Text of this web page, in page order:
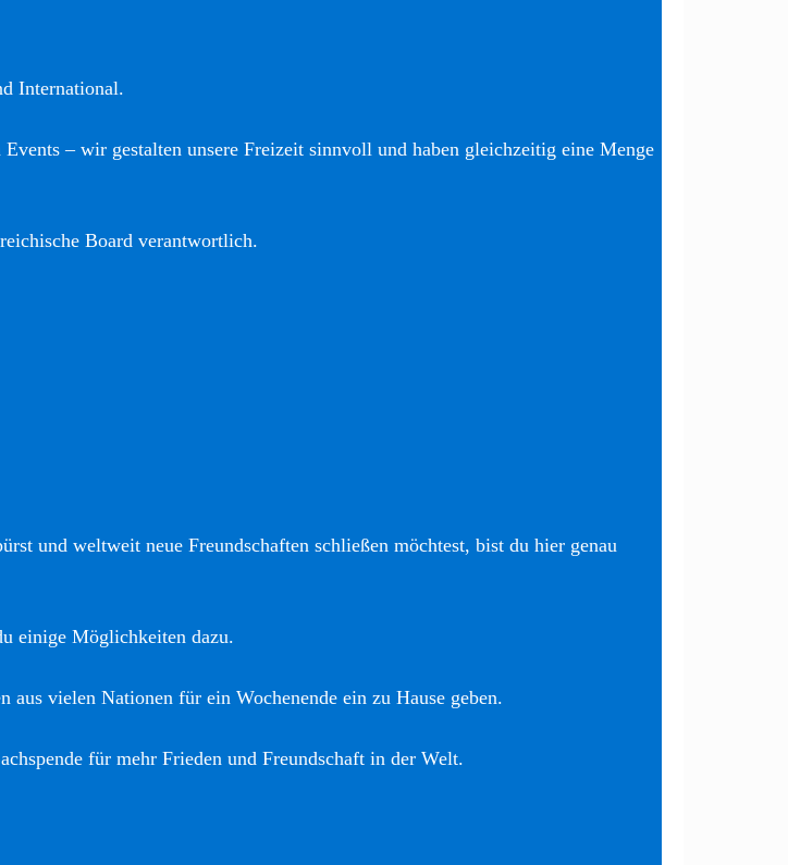
International.
– wir gestalten unsere Freizeit sinnvoll und haben gleichzeitig eine Menge
Board verantwortlich.
und weltweit neue Freundschaften schließen möchtest, bist du hier genau
einige Möglichkeiten dazu.
vielen Nationen für ein Wochenende ein zu Hause geben.
für mehr Frieden und Freundschaft in der Welt.